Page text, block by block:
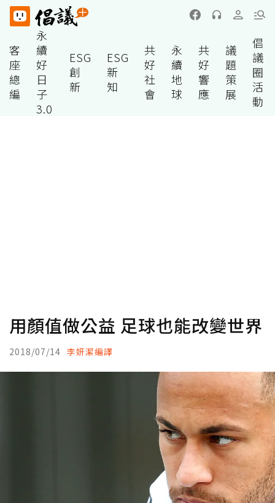
客
座
總
編
永
續
好
日
子
3.0
ESG
創
新
ESG
新
知
共
好
社
會
永
續
地
球
共
好
響
應
議
題
策
展
倡
議
圈
活
動
用顏值做公益 足球也能改變世界
2018/07/14 李妍潔編譯